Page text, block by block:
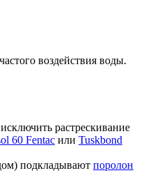
воздействия воды.
растрескивание
60 Fentac или Tuskbond
подкладывают поролон